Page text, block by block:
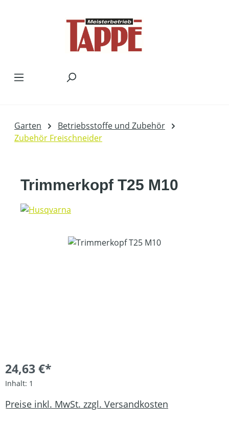
Garten
Betriebsstoffe und Zubehör
Zubehör Freischneider
Trimmerkopf T25 M10
Bildergalerie überspringen
24,63 €*
Inhalt: 1
Preise inkl. MwSt. zzgl. Versandkosten